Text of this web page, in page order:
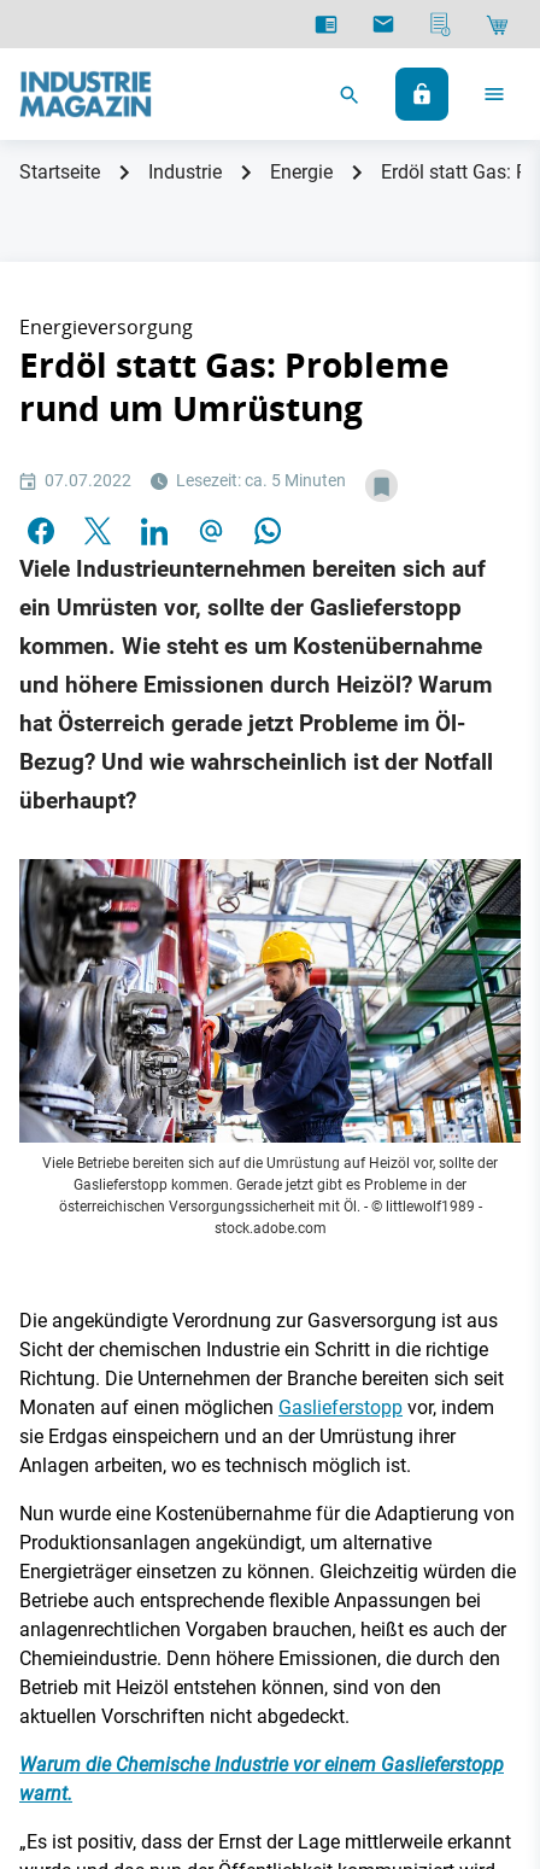
Startseite Industrie Energie Erdöl statt Gas:
Energieversorgung
Erdöl statt Gas: Probleme
rund um Umrüstung
07.07.2022 Lesezeit: ca. 5 Minuten
Viele Industrieunternehmen bereiten sich auf
ein Umrüsten vor, sollte der Gaslieferstopp
kommen. Wie steht es um Kostenübernahme
und höhere Emissionen durch Heizöl? Warum
hat Österreich gerade jetzt Probleme im Öl-
Bezug? Und wie wahrscheinlich ist der Notfall
überhaupt?
Viele Betriebe bereiten sich auf die Umrüstung auf Heizöl vor, sollte der
Gaslieferstopp kommen. Gerade jetzt gibt es Probleme in der
österreichischen Versorgungssicherheit mit Öl. - © littlewolf1989 -
stock.adobe.com
Die angekündigte Verordnung zur Gasversorgung ist aus
Sicht der chemischen Industrie ein Schritt in die richtige
Richtung. Die Unternehmen der Branche bereiten sich seit
Monaten auf einen möglichen Gaslieferstopp vor, indem
sie Erdgas einspeichern und an der Umrüstung ihrer
Anlagen arbeiten, wo es technisch möglich ist.
Nun wurde eine Kostenübernahme für die Adaptierung von
Produktionsanlagen angekündigt, um alternative
Energieträger einsetzen zu können. Gleichzeitig würden die
Betriebe auch entsprechende flexible Anpassungen bei
anlagenrechtlichen Vorgaben brauchen, heißt es auch der
Chemieindustrie. Denn höhere Emissionen, die durch den
Betrieb mit Heizöl entstehen können, sind von den
aktuellen Vorschriften nicht abgedeckt.
Warum die Chemische Industrie vor einem Gaslieferstopp
warnt.
„Es ist positiv, dass der Ernst der Lage mittlerweile erkannt